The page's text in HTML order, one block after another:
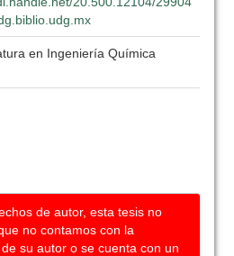
en Ingeniería Química
de autor, esta tesis no
no contamos con la
su autor o se cuenta con un